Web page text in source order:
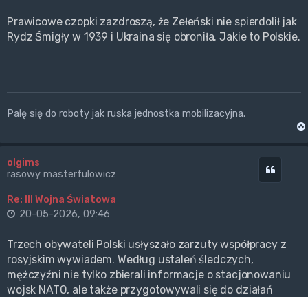
Prawicowe czopki zazdroszą, że Zełeński nie spierdolił jak
Rydz Śmigły w 1939 i Ukraina się obroniła. Jakie to Polskie.
Palę się do roboty jak ruska jednostka mobilizacyjna.
olgims
rasowy masterfulowicz
Re: III Wojna Światowa
20-05-2026, 09:46
Trzech obywateli Polski usłyszało zarzuty współpracy z
rosyjskim wywiadem. Według ustaleń śledczych,
mężczyźni nie tylko zbierali informacje o stacjonowaniu
wojsk NATO, ale także przygotowywali się do działań